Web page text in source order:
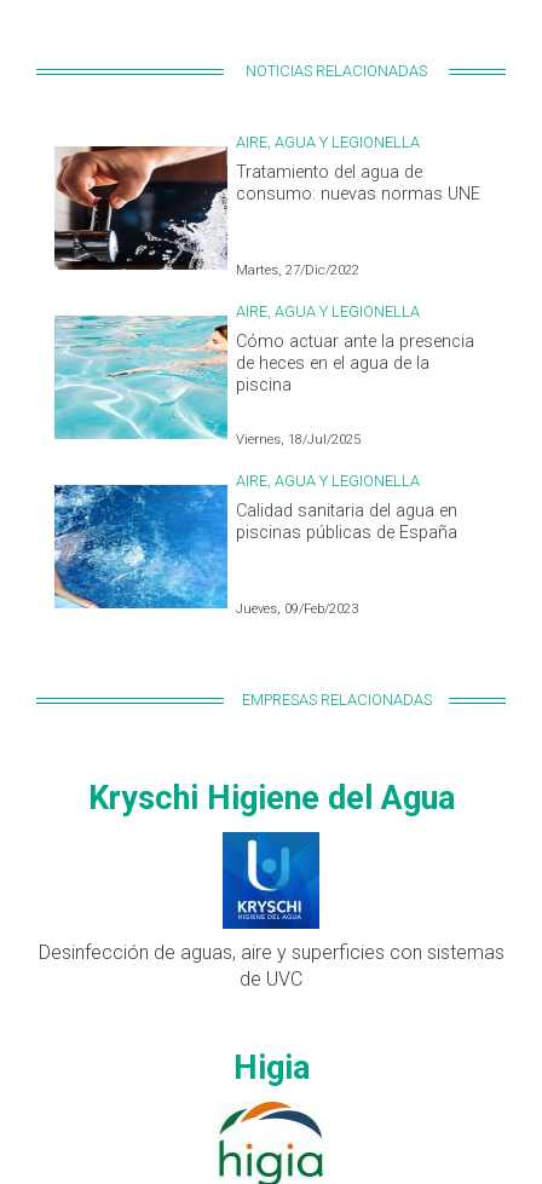
NOTICIAS RELACIONADAS
AIRE, AGUA Y LEGIONELLA
Tratamiento del agua de
consumo: nuevas normas UNE
Martes, 27/Dic/2022
AIRE, AGUA Y LEGIONELLA
Cómo actuar ante la presencia
de heces en el agua de la
piscina
Viernes, 18/Jul/2025
AIRE, AGUA Y LEGIONELLA
Calidad sanitaria del agua en
piscinas públicas de España
Jueves, 09/Feb/2023
EMPRESAS RELACIONADAS
Kryschi Higiene del Agua
Desinfección de aguas, aire y superficies con sistemas
de UVC
Higia